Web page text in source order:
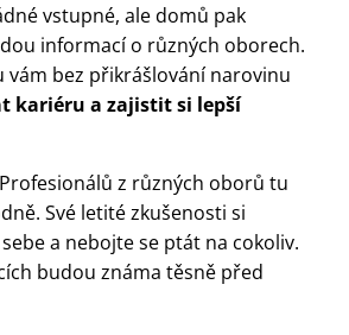
vstupné, ale domů pak
informací o různých oborech.
vám bez přikrášlování narovinu
kariéru a zajistit si lepší
Profesionálů z různých oborů tu
Své letité zkušenosti si
a nebojte se ptát na cokoliv.
budou známa těsně před